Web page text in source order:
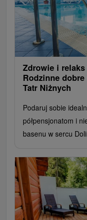
Zdrowie i
Rodzinne
Tatr Niżnych
Podaruj sobie
półpensjonatom i
basenu w sercu